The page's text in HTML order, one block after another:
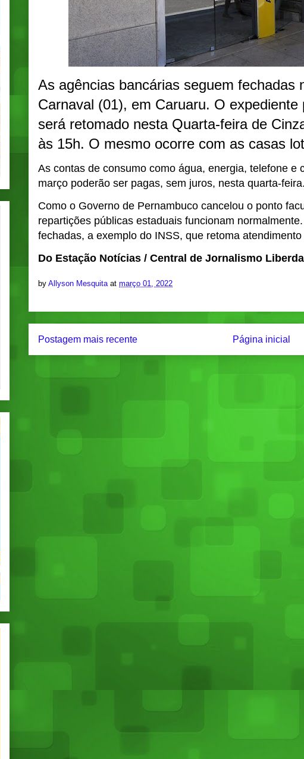
As agências bancárias seguem fechadas
Carnaval (01), em Caruaru. O
será retomado nesta Quarta-feira de
às 15h. O mesmo ocorre com as casas
As contas de consumo como água, energia, telefone e
março poderão ser pagas, sem juros, nesta quarta-feira.
Como o Governo de Pernambuco cancelou o ponto
repartições públicas estaduais funcionam
fechadas, a exemplo do INSS, que retoma
Do Estação Notícias / Central de Jornalismo
by Allyson Mesquita at março 01, 2022
Postagem mais recente Página inicial